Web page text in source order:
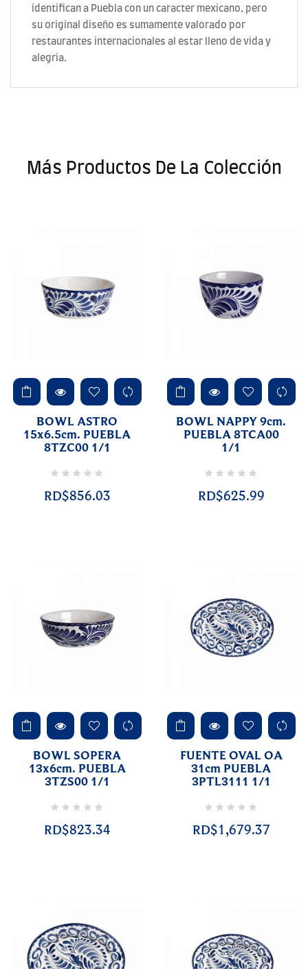
identifican a Puebla con un caracter mexicano, pero
su original diseño es sumamente valorado por
restaurantes internacionales al estar lleno de vida y
alegria.
Más Productos De La Colección
BOWL ASTRO
15x6.5cm. PUEBLA
8TZC00 1/1
RD$856.03
BOWL NAPPY 9cm.
PUEBLA 8TCA00
1/1
RD$625.99
BOWL SOPERA
13x6cm. PUEBLA
3TZS00 1/1
RD$823.34
FUENTE OVAL OA
31cm PUEBLA
3PTL3111 1/1
RD$1,679.37